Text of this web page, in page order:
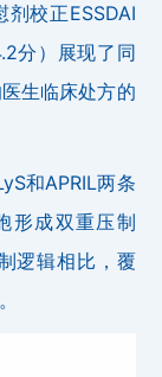
校正ESSDAI
分）展现了同
生临床处方的
和APRIL两条
形成双重压制
逻辑相比，覆